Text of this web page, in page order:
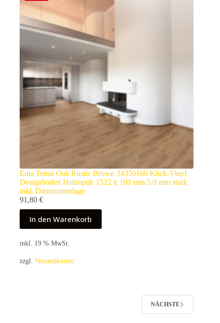
Enia Tensa Oak Rustic Brown 34350160 Klick-Vinyl
Designboden Holzoptik 1522 x 180 mm 5,0 mm stark
inkl. Dämmunterlage
91,80 €
In den Warenkorb
inkl. 19 % MwSt.
zzgl. Versandkosten
NÄCHSTE